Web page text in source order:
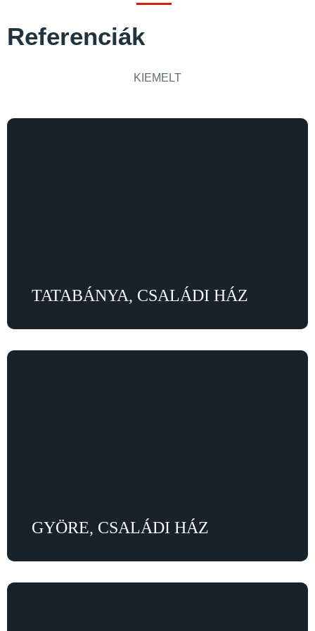
Referenciák
KIEMELT
TATABÁNYA, CSALÁDI HÁZ
GYÖRE, CSALÁDI HÁZ